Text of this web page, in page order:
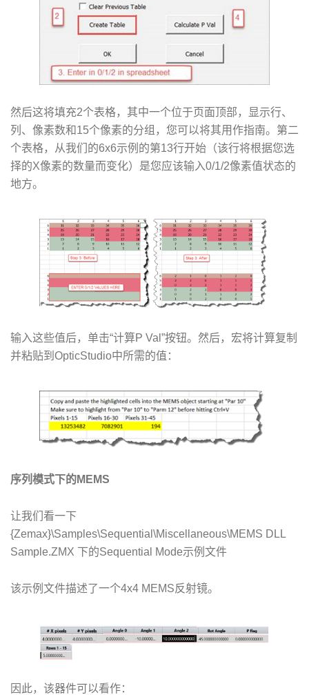
然后这将填充2个表格，其中一个位于页面顶部，显示行、
列、像素数和15个像素的分组，您可以将其用作指南。第二
个表格，从我们的6x6示例的第13行开始（该行将根据您选
择的X像素的数量而变化）是您应该输入0/1/2像素值状态的
地方。
输入这些值后，单击“计算P Val”按钮。然后，宏将计算复制
并粘贴到OpticStudio中所需的值：
序列模式下的MEMS
让我们看一下
{Zemax}\Samples\Sequential\Miscellaneous\MEMS DLL
Sample.ZMX 下的Sequential Mode示例文件
该示例文件描述了一个4x4 MEMS反射镜。
因此，该器件可以看作：